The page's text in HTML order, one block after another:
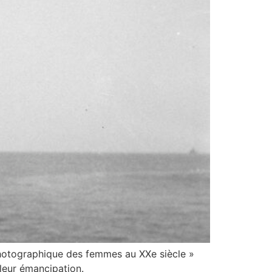
des femmes au XXe siècle »
émancipation.